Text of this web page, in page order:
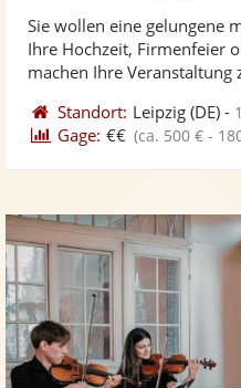
Sie wollen eine gelungene
Ihre Hochzeit, Firmenfeier
machen Ihre Veranstaltung
Standort: Leipzig (DE) -
Gage: €€ (ca. 500 € -